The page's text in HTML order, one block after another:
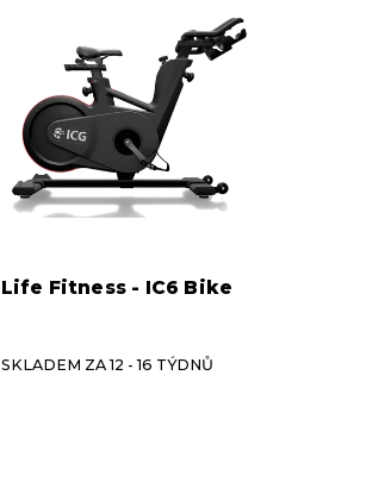
Life Fitness - IC6 Bike
SKLADEM ZA 12 - 16 TÝDNŮ